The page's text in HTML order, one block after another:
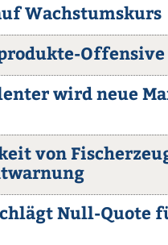
Wachstumskurs
Offensive
wird neue
von
Null-Quote